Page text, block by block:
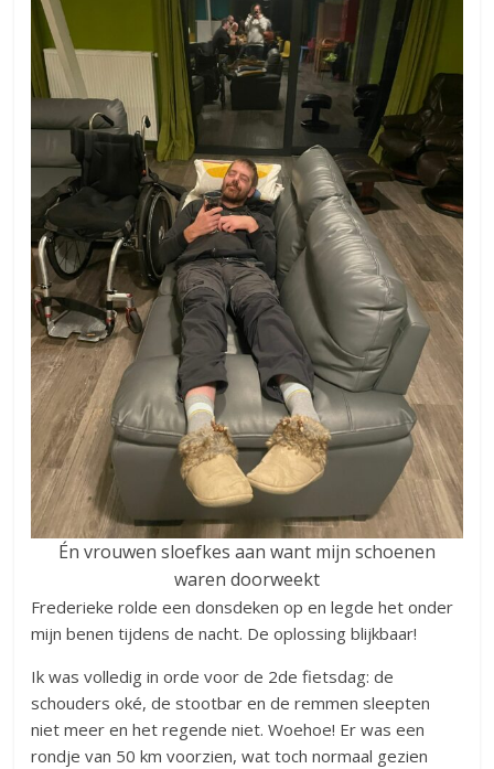
Én vrouwen sloefkes aan want mijn schoenen
waren doorweekt
Frederieke rolde een donsdeken op en legde het onder
mijn benen tijdens de nacht. De oplossing blijkbaar!
Ik was volledig in orde voor de 2de fietsdag: de
schouders oké, de stootbar en de remmen sleepten
niet meer en het regende niet. Woehoe! Er was een
rondje van 50 km voorzien, wat toch normaal gezien